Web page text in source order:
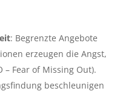
: Begrenzte Angebote
erzeugen die Angst,
– Fear of Missing Out).
beschleunigen